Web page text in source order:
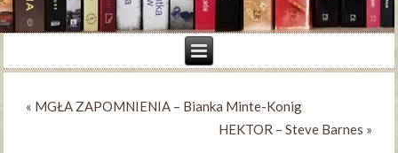
« MGŁA ZAPOMNIENIA – Bianka Minte-Konig
HEKTOR – Steve Barnes »